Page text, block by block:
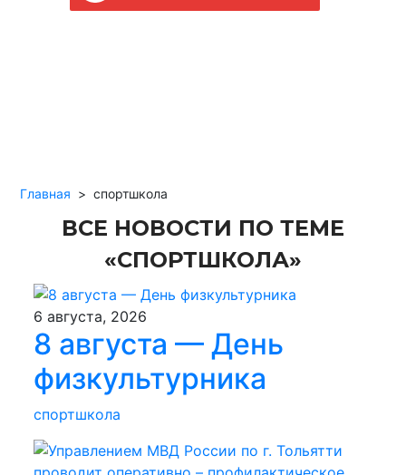
Главная >спортшкола
ВСЕ НОВОСТИ ПО ТЕМЕ
«СПОРТШКОЛА»
6 августа, 2026
8 августа — День
физкультурника
спортшкола